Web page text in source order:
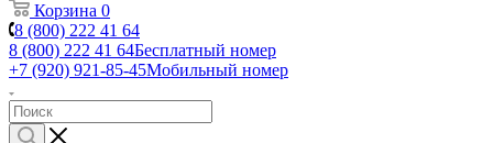
Корзина 0
8 (800) 222 41 64
8 (800) 222 41 64Бесплатный номер
+7 (920) 921-85-45Мобильный номер